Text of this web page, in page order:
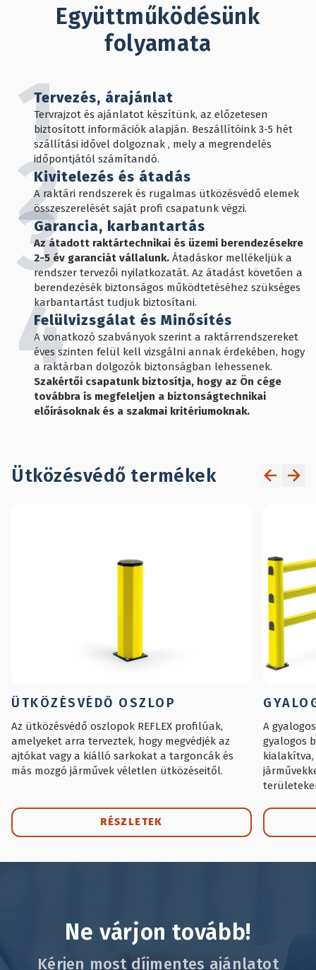
Együttműködésünk
folyamata
1
Tervezés, árajánlat
Tervrajzot és ajánlatot készítünk, az előzetesen
biztosított információk alapján. Beszállítóink 3-5 hét
szállítási idővel dolgoznak , mely a megrendelés
időpontjától számítandó.
2
Kivitelezés és átadás
A raktári rendszerek és rugalmas ütközésvédő elemek
összeszerelését saját profi csapatunk végzi.
3
Garancia, karbantartás
Az átadott raktártechnikai és üzemi berendezésekre
2-5 év garanciát vállalunk. Átadáskor mellékeljük a
rendszer tervezői nyilatkozatát. Az átadást követően a
berendezésék biztonságos működtetéséhez szükséges
karbantartást tudjuk biztosítani.
4
Felülvizsgálat és Minősítés
A vonatkozó szabványok szerint a raktárrendszereket
éves szinten felül kell vizsgálni annak érdekében, hogy
a raktárban dolgozók biztonságban lehessenek.
Szakértői csapatunk biztosítja, hogy az Ön cége
továbbra is megfeleljen a biztonságtechnikai
előírásoknak és a szakmai kritériumoknak.
Ütközésvédő termékek
ÜTKÖZÉSVÉDŐ OSZLOP
Az ütközésvédő oszlopok REFLEX profilúak,
amelyeket arra terveztek, hogy megvédjék az
ajtókat vagy a kiálló sarkokat a targoncák és
más mozgó járművek véletlen ütközéseitől.
RÉSZLETEK
A
gyalogos
szemben.
Ne várjon tovább!
Kérjen most díjmentes ajánlatot